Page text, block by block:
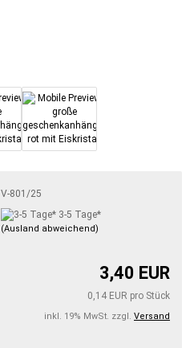
V-801/25
3-5 Tage*
(Ausland abweichend)
3,40 EUR
0,14 EUR pro Stück
inkl. 19% MwSt. zzgl. Versand